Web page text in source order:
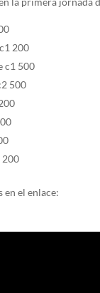
200
c1 500
500
200
en el enlace: